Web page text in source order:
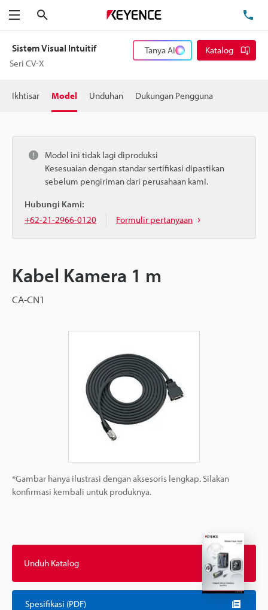
Menu
Sistem Visual Intuitif
Seri CV-X
Tanya AI Katalog
Ikhtisar Model Unduhan Dukungan Pengguna
Model ini tidak lagi diproduksi
Kesesuaian dengan standar sertifikasi dipastikan
sebelum pengiriman dari perusahaan kami.
Hubungi Kami:
+62-21-2966-0120
Formulir pertanyaan
Kabel Kamera 1 m
CA-CN1
*Gambar hanya ilustrasi dengan aksesoris lengkap. Silakan
konfirmasi kembali untuk produknya.
Unduh Katalog
Spesifikasi (PDF)